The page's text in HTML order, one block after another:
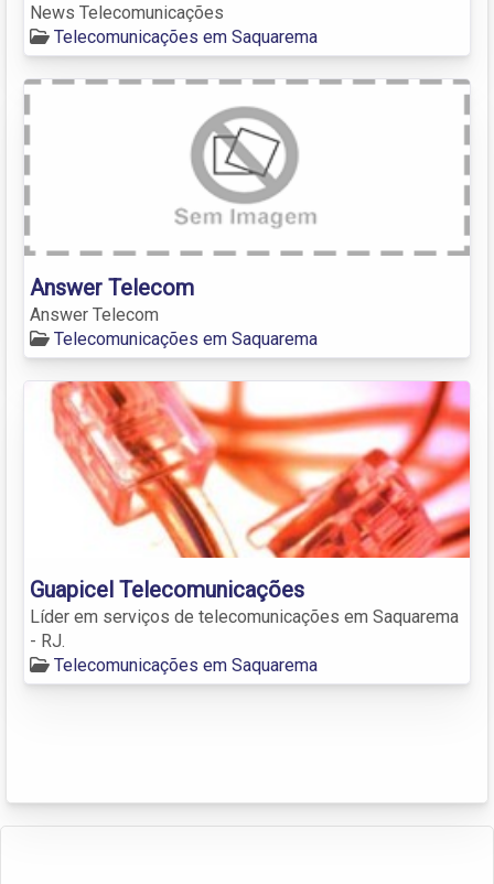
News Telecomunicações
Telecomunicações em Saquarema
Answer Telecom
Answer Telecom
Telecomunicações em Saquarema
Guapicel Telecomunicações
Líder em serviços de telecomunicações em Saquarema
- RJ.
Telecomunicações em Saquarema